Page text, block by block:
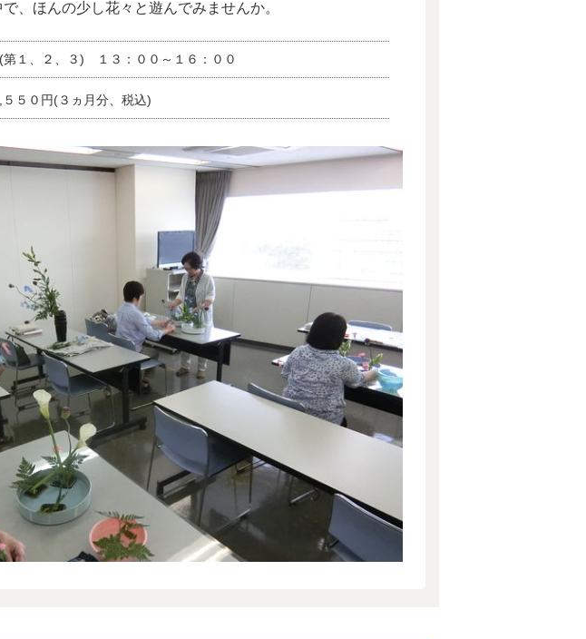
、ほんの少し花々と遊んでみませんか。
第１、２、３) １３：００～１６：００
５５０円(３ヵ月分、税込)